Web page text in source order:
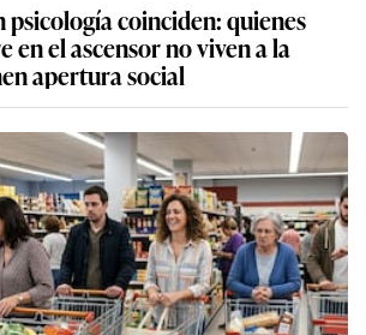
psicología coinciden: quienes
en el ascensor no viven a la
apertura social